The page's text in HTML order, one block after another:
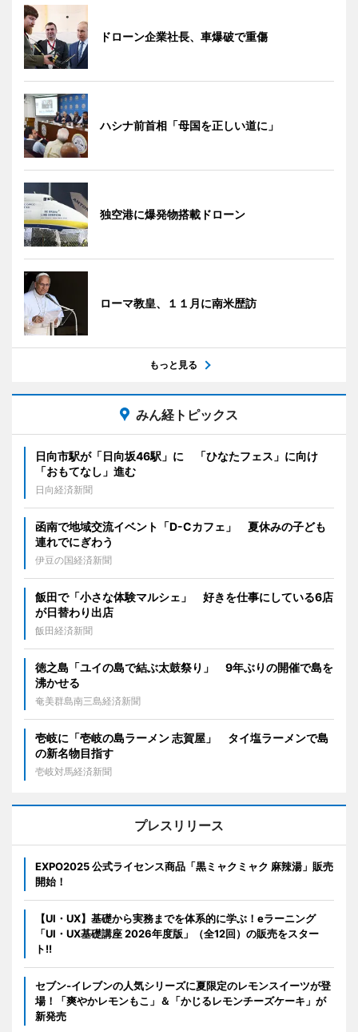
ドローン企業社長、車爆破で重傷
ハシナ前首相「母国を正しい道に」
独空港に爆発物搭載ドローン
ローマ教皇、１１月に南米歴訪
もっと見る
みん経トピックス
日向市駅が「日向坂46駅」に 「ひなたフェス」に向け
「おもてなし」進む
日向経済新聞
函南で地域交流イベント「D-Cカフェ」 夏休みの子ども
連れでにぎわう
伊豆の国経済新聞
飯田で「小さな体験マルシェ」 好きを仕事にしている6店
が日替わり出店
飯田経済新聞
徳之島「ユイの島で結ぶ太鼓祭り」 9年ぶりの開催で島を
沸かせる
奄美群島南三島経済新聞
壱岐に「壱岐の島ラーメン 志賀屋」 タイ塩ラーメンで島
の新名物目指す
壱岐対馬経済新聞
プレスリリース
EXPO2025 公式ライセンス商品「黒ミャクミャク 麻辣湯」販売
開始！
【UI・UX】基礎から実務までを体系的に学ぶ！eラーニング
「UI・UX基礎講座 2026年度版」（全12回）の販売をスター
ト!!
セブン‐イレブンの人気シリーズに夏限定のレモンスイーツが登
場！「爽やかレモンもこ」＆「かじるレモンチーズケーキ」が
新発売